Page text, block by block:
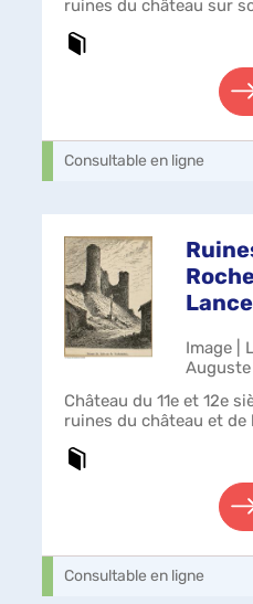
ruines du château sur
Consultable en ligne
Image |
Château du 11e et 12e
ruines du château et de
Consultable en ligne